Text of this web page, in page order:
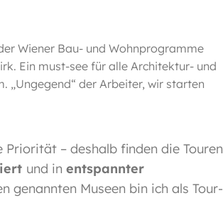
Wiener Bau- und Wohnprogramme
Ein must-see für alle Architektur- und
„Ungegend“ der Arbeiter, wir starten
Priorität – deshalb finden die Touren
und in entspannter
genannten Museen bin ich als Tour-